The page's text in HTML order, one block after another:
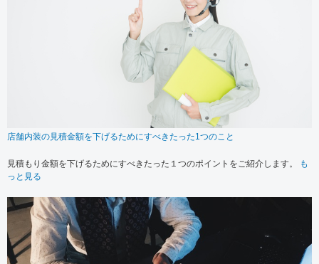
店舗内装の見積金額を下げるためにすべきたった1つのこと
見積もり金額を下げるためにすべきたった１つのポイントをご紹介します。
も
っと見る